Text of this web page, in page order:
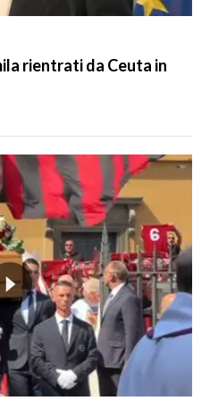
rientrati da Ceuta in